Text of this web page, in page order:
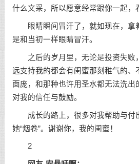
什么文采，所以愿意经常跟你一起
眼睛瞬间冒汗了，就如现在，拿
是和当初一样眼睛冒汗。
之后的岁月里，无论是投资失败
远支持我的都会有闺蜜那刻稚气的、
面庞，和那种也许用圣水都无法洗出
对我的信任与鼓励。
成长的路上，很多对我帮助与付
她“烟卷”。谢谢你，我的闺蜜！
2